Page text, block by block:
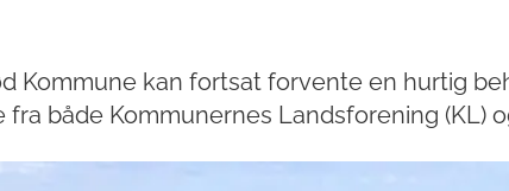
Kommune kan fortsat forvente en hurtig
både Kommunernes Landsforening (KL)